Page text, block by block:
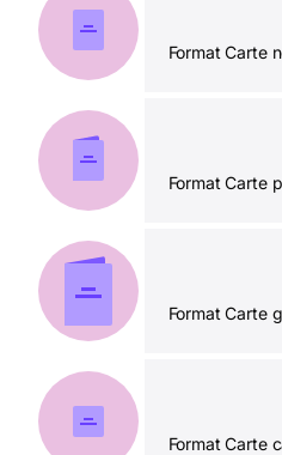
Format Carte
Format Carte
Format Carte
Format Carte